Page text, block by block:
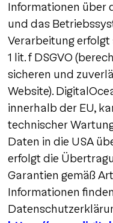
Informationen über
und das
Verarbeitung erfolgt
1 lit. f DSGVO
sicheren und
Website).
innerhalb der EU,
technischer
Daten in die USA
erfolgt die
Garantien gemäß
Informationen